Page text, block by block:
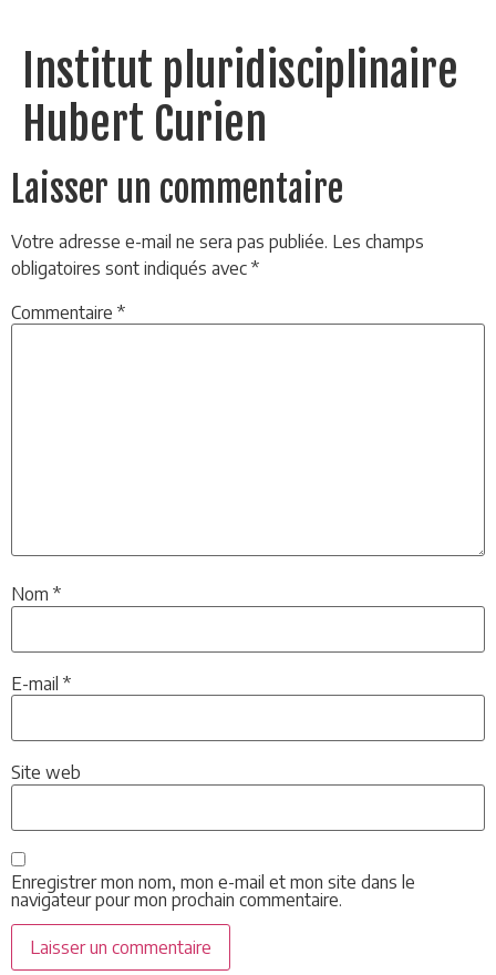
Institut pluridisciplinaire
Hubert Curien
Laisser un commentaire
Votre adresse e-mail ne sera pas publiée. Les champs
obligatoires sont indiqués avec *
Commentaire *
Nom *
E-mail *
Site web
Enregistrer mon nom, mon e-mail et mon site dans le
navigateur pour mon prochain commentaire.